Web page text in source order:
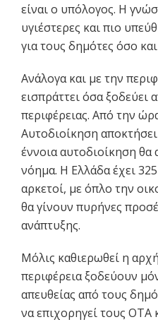
είναι ο υπόλογος. Η
υγιέστερες και πιο
για τους δημότες όσο
Ανάλογα και με την
εισπράττει όσα ξοδεύει
περιφέρειας. Από την
Αυτοδιοίκηση
έννοια αυτοδιοίκηση θα
νόημα. Η Ελλάδα έχει
αρκετοί, με όπλο την
θα γίνουν πυρήνες
ανάπτυξης.
Μόλις καθιερωθεί η
περιφέρεια ξοδεύουν
απευθείας από τους
να επιχορηγεί τους ΟΤΑ